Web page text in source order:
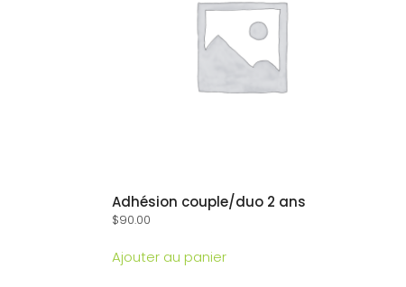
Adhésion couple/duo 2 ans
$90.00
Ajouter au panier